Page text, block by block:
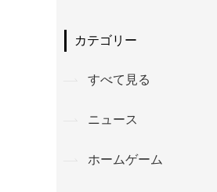
カテゴリー
すべて見る
ニュース
ホームゲーム